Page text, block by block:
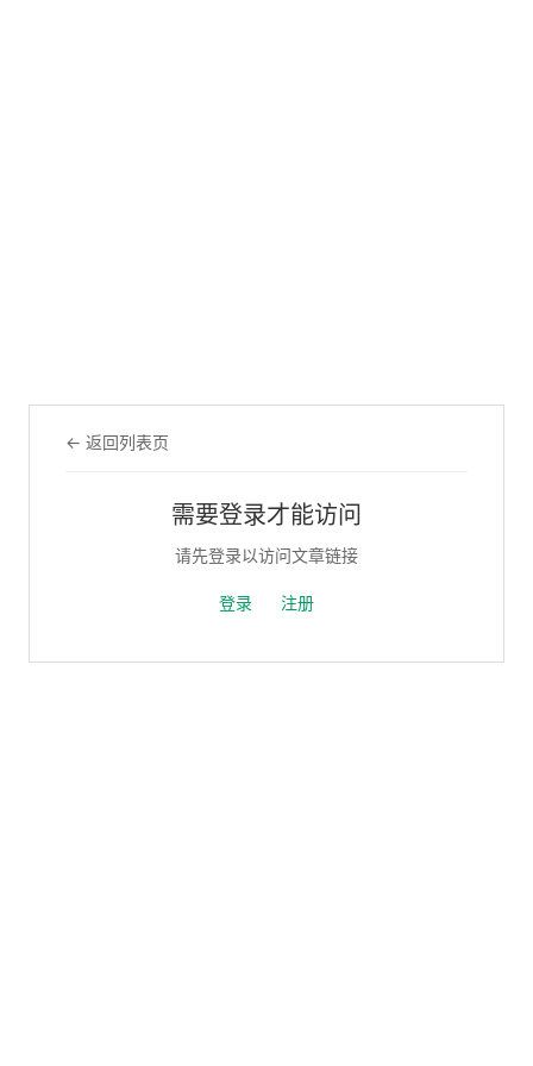
← 返回列表页
需要登录才能访问
请先登录以访问文章链接
登录 注册